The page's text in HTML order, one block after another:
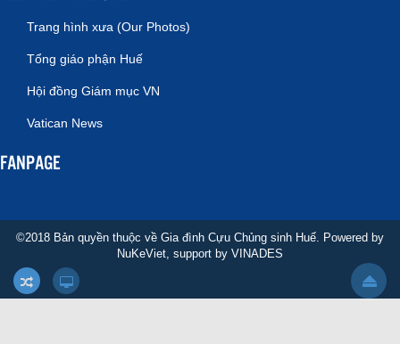
Trang hình xưa (Our Photos)
Tổng giáo phận Huế
Hội đồng Giám mục VN
Vatican News
FANPAGE
©2018 Bản quyền thuộc về Gia đình Cựu Chủng sinh Huế. Powered by
NuKeViet, support by VINADES